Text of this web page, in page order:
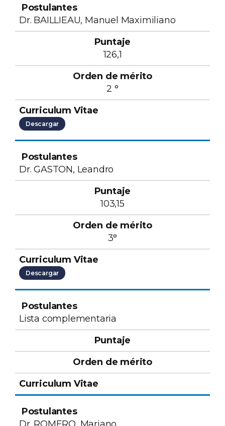
Dr. BAILLIEAU, Manuel Maximiliano
126,1
2 °
Descargar
Dr. GASTON, Leandro
103,15
3°
Descargar
Lista complementaria